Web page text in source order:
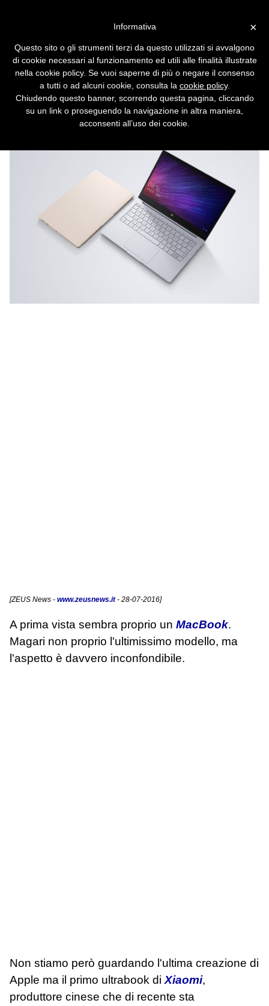
di Xiaomi
Il primo ultrabook del produttore cinese pare
il gemello del MacBook Air, ma costa una
frazione di questo.
[ZEUS News - www.zeusnews.it- 28-07-2016]
A prima vista sembra proprio un MacBook.
Magari non proprio l'ultimissimo modello, ma
l'aspetto è davvero inconfondibile.
Non stiamo però guardando l'ultima creazione di
Apple ma il primo ultrabook di Xiaomi,
produttore cinese che di recente sta
×
Informativa
Questo sito o gli strumenti terzi da questo utilizzati si avvalgono
di cookie necessari al funzionamento ed utili alle finalità illustrate
nella cookie policy. Se vuoi saperne di più o negare il consenso
a tutti o ad alcuni cookie, consulta la cookie policy.
Chiudendo questo banner, scorrendo questa pagina, cliccando
su un link o proseguendo la navigazione in altra maniera,
acconsenti all’uso dei cookie.